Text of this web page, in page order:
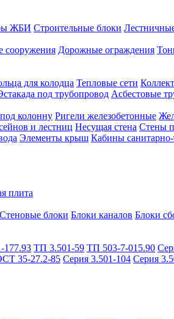
ЖБИ Строительные блоки
сооружения Дорожные ограждения
для колодца Тепловые сети
под трубопровод Асбестовые
колонну Ригели железобетонные
и лестниц Несущая стена Стены
Элементы крыш Кабины санитарно-
плита
Стеновые блоки Блоки каналов Блоки
177.93 ТП 3.501-59 ТП 503-7-015.90
35-27.2-85 Серия 3.501-104 Серия